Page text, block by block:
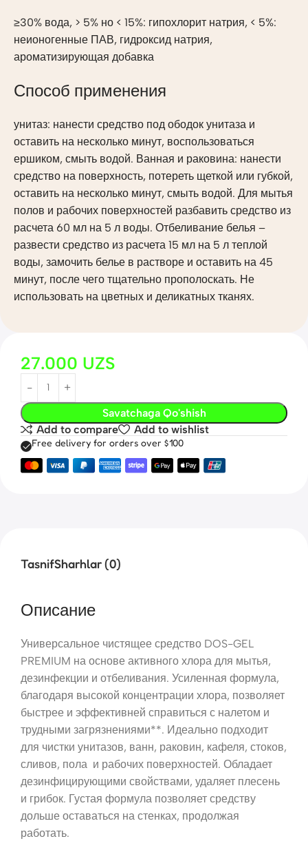
≥30% вода, > 5% но < 15%: гипохлорит натрия, < 5%:
неионогенные ПАВ, гидроксид натрия,
ароматизирующая добавка
Способ применения
унитаз: нанести средство под ободок унитаза и
оставить на несколько минут, воспользоваться
ершиком, смыть водой. Ванная и раковина: нанести
средство на поверхность, потереть щеткой или губкой,
оставить на несколько минут, смыть водой. Для мытья
полов и рабочих поверхностей разбавить средство из
расчета 60 мл на 5 л воды. Отбеливание белья –
развести средство из расчета 15 мл на 5 л теплой
воды, замочить белье в растворе и оставить на 45
минут, после чего тщательно прополоскать. Не
использовать на цветных и деликатных тканях.
27.000 UZS
Savatchaga Qo'shish
Add to compare
Add to wishlist
Free delivery for orders over $100
TasnifSharhlar (0)
Описание
Универсальное чистящее средство DOS-GEL
PREMIUM на основе активного хлора для мытья,
дезинфекции и отбеливания. Усиленная формула,
благодаря высокой концентрации хлора, позволяет
быстрее и эффективней справиться с налетом и
трудными загрязнениями**. Идеально подходит
для чистки унитазов, ванн, раковин, кафеля, стоков,
сливов, пола и рабочих поверхностей. Обладает
дезинфицирующими свойствами, удаляет плесень
и грибок. Густая формула позволяет средству
дольше оставаться на стенках, продолжая
работать.